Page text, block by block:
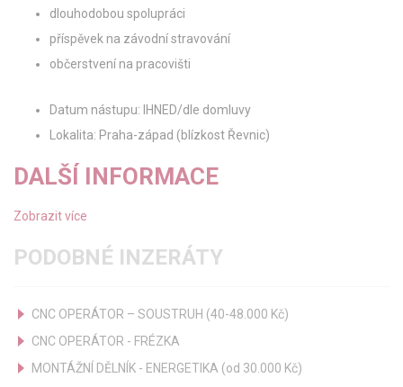
dlouhodobou spolupráci
příspěvek na závodní stravování
občerstvení na pracovišti
Datum nástupu: IHNED/dle domluvy
Lokalita: Praha-západ (blízkost Řevnic)
DALŠÍ INFORMACE
Zobrazit více
PODOBNÉ INZERÁTY
CNC OPERÁTOR – SOUSTRUH (40-48.000 Kč)
CNC OPERÁTOR - FRÉZKA
MONTÁŽNÍ DĚLNÍK - ENERGETIKA (od 30.000 Kč)